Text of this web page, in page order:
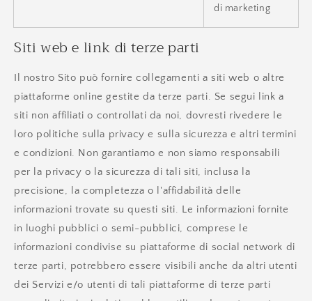
di marketing
Siti web e link di terze parti
Il nostro Sito può fornire collegamenti a siti web o altre
piattaforme online gestite da terze parti. Se segui link a
siti non affiliati o controllati da noi, dovresti rivedere le
loro politiche sulla privacy e sulla sicurezza e altri termini
e condizioni. Non garantiamo e non siamo responsabili
per la privacy o la sicurezza di tali siti, inclusa la
precisione, la completezza o l'affidabilità delle
informazioni trovate su questi siti. Le informazioni fornite
in luoghi pubblici o semi-pubblici, comprese le
informazioni condivise su piattaforme di social network di
terze parti, potrebbero essere visibili anche da altri utenti
dei Servizi e/o utenti di tali piattaforme di terze parti